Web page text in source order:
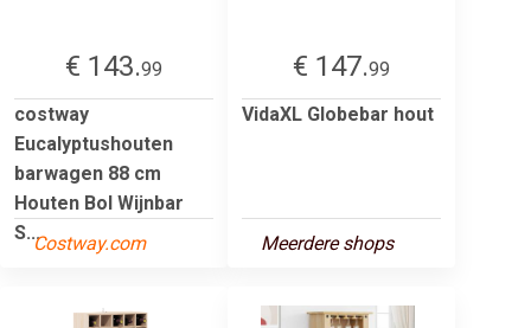
€ 143.99
costway
Eucalyptushouten
barwagen 88 cm
Houten Bol Wijnbar
S...Costway.com
€ 147.99
VidaXL Globebar hout
Meerdere shops